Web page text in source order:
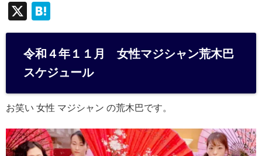
X
at
e
n
令和４年１１月 女性マジシャン荒木巴
スケジュール
お笑い 女性 マジシャン の荒木巴です。